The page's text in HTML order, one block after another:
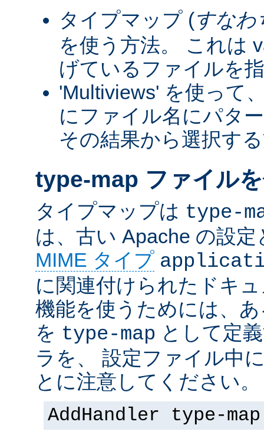
タイプマップ (すなわ
を使う方法。 これは
げているファイルを
'Multiviews' を使って
にファイル名にパタ
その結果から選択す
type-map ファイル
タイプマップは type-
は、古い Apache の設
MIME タイプ
に関連付けられたドキ
機能を使うためには、
を type-map として定
ラを、 設定ファイル中
とに注意してください
AddHandler type-